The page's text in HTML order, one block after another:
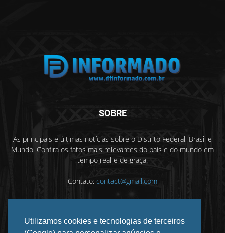
Utilizamos cookies e tecnologias de terceiros
SOBRE
As principais e últimas notícias sobre o Distrito Federal, Brasil e
Mundo. Confira os fatos mais relevantes do país e do mundo em
tempo real e de graça.
Contato: contact@gmail.com